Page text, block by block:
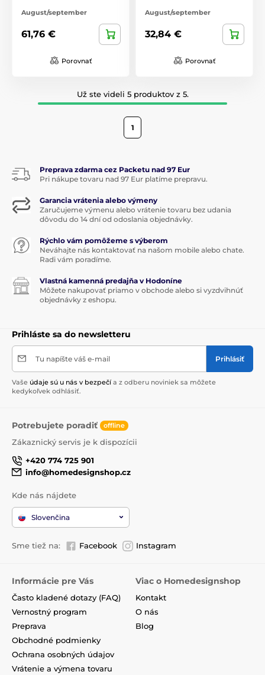
August/september
61,76 €
Porovnať
August/september
32,84 €
Porovnať
Už ste videli 5 produktov z 5.
1
Preprava zdarma cez Packetu nad 97 Eur
Pri nákupe tovaru nad 97 Eur platíme prepravu.
Garancia vrátenia alebo výmeny
Zaručujeme výmenu alebo vrátenie tovaru bez udania
dôvodu do 14 dní od odoslania objednávky.
Rýchlo vám pomôžeme s výberom
Neváhajte nás kontaktovať na našom mobile alebo chate.
Radi vám poradíme.
Vlastná kamenná predajňa v Hodoníne
Môžete nakupovať priamo v obchode alebo si vyzdvihnúť
objednávky z eshopu.
Prihláste sa do newsletteru
Tu napíšte váš e-mail Prihlásiť
Vaše údaje sú u nás v bezpečí a z odberu noviniek sa môžete
kedykoľvek odhlásiť.
Potrebujete poradiť offline
Zákaznický servis je k dispozícii
+420 774 725 901
info@homedesignshop.cz
Kde nás nájdete
Slovenčina
Sme tiež na: Facebook Instagram
Informácie pre Vás
Často kladené dotazy (FAQ)
Vernostný program
Preprava
Obchodné podmienky
Ochrana osobných údajov
Vrátenie a výmena tovaru
Viac o Homedesignshop
Kontakt
O nás
Blog